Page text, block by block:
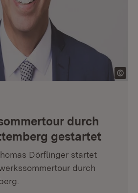
durch
gestartet
Dörflinger startet
durch